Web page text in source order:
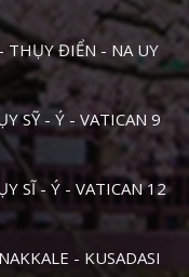
THỤY ĐIỂN - NA UY
SỸ - Ý - VATICAN 9
SĨ - Ý - VATICAN 12
- KUSADASI